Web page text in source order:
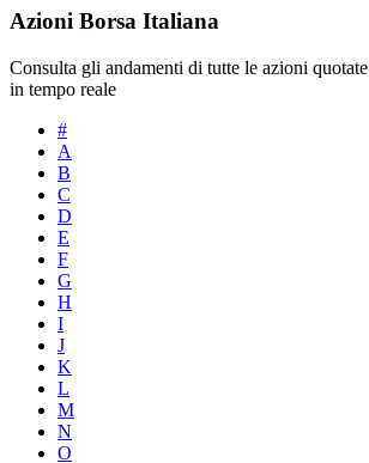
Azioni Borsa Italiana
Consulta gli andamenti di tutte le azioni
in tempo reale
#
A
B
C
D
E
F
G
H
I
J
K
L
M
N
O